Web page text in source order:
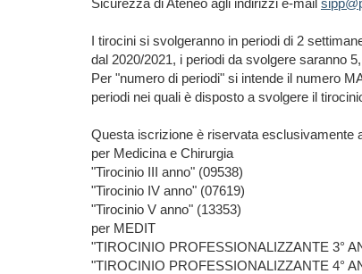
Sicurezza di Ateneo agli indirizzi e-mail
I tirocini si svolgeranno in periodi di 2
dal 2020/2021, i periodi da svolgere saranno
Per "numero di periodi" si intende il numero
periodi nei quali è disposto a svolgere il
Questa iscrizione è riservata esclusivamente
per Medicina e Chirurgia
"Tirocinio III anno" (09538)
"Tirocinio IV anno" (07619)
"Tirocinio V anno" (13353)
per MEDIT
"TIROCINIO PROFESSIONALIZZANTE 3°
"TIROCINIO PROFESSIONALIZZANTE 4°